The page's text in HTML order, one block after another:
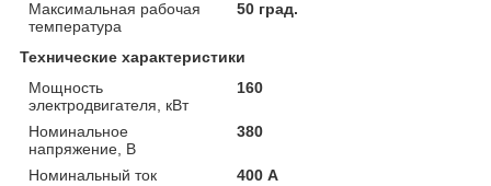
Максимальная рабочая
температура
50 град.
Технические характеристики
Мощность
электродвигателя, кВт
160
Номинальное
напряжение, В
380
Номинальный ток 400 А